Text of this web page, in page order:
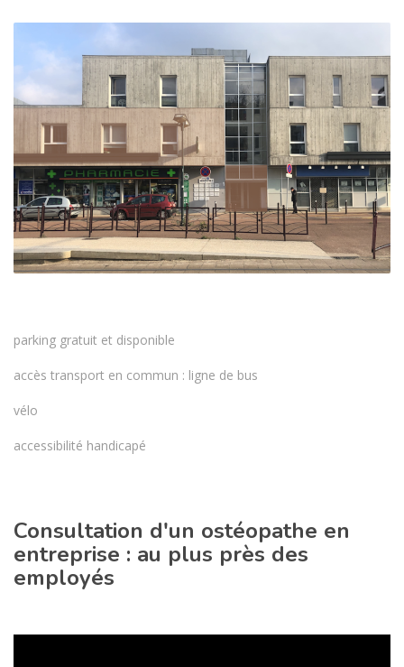
parking gratuit et disponible
accès transport en commun : ligne de bus
vélo
accessibilité handicapé
Consultation d'un ostéopathe en
entreprise : au plus près des
employés